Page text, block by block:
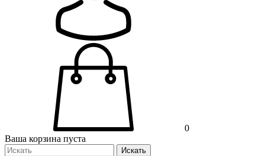
0
Ваша корзина пуста
Искать